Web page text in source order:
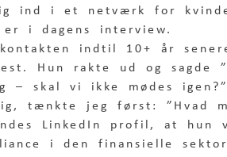
ind i et netværk for
i dagens interview.
indtil 10+ år
Hun rakte ud og sagde
– skal vi ikke mødes
tænkte jeg først: ”Hvad
LinkedIn profil, at hun
i den finansielle